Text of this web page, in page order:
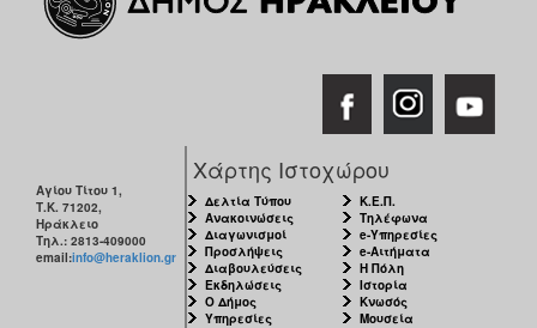
Αγίου Τίτου 1,
Τ.Κ. 71202,
Ηράκλειο
Τηλ.: 2813-409000
email:info@heraklion.gr
Χάρτης Ιστοχώρου
Δελτία Τύπου
Ανακοινώσεις
Διαγωνισμοί
Προσλήψεις
Διαβουλεύσεις
Εκδηλώσεις
Ο Δήμος
Υπηρεσίες
Κ.Ε.Π.
Τηλέφωνα
e-Υπηρεσίες
e-Αιτήματα
Η Πόλη
Ιστορία
Κνωσός
Μουσεία